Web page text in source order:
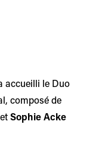
accueilli le Duo
composé de
Sophie Acke